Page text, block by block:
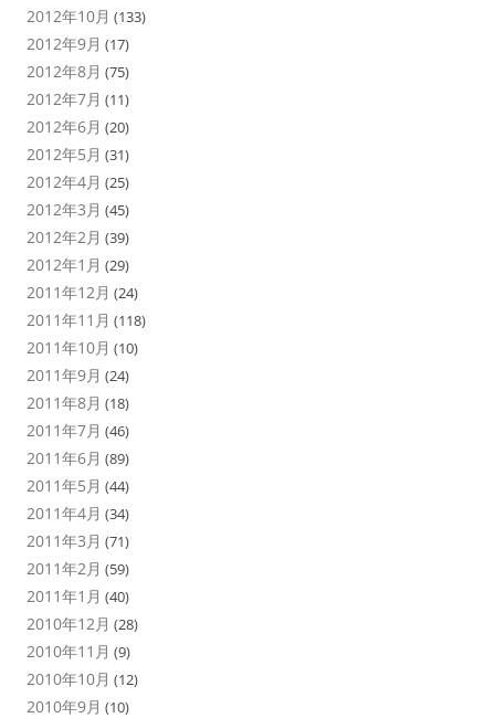
2012年10月 (133)
2012年9月 (17)
2012年8月 (75)
2012年7月 (11)
2012年6月 (20)
2012年5月 (31)
2012年4月 (25)
2012年3月 (45)
2012年2月 (39)
2012年1月 (29)
2011年12月 (24)
2011年11月 (118)
2011年10月 (10)
2011年9月 (24)
2011年8月 (18)
2011年7月 (46)
2011年6月 (89)
2011年5月 (44)
2011年4月 (34)
2011年3月 (71)
2011年2月 (59)
2011年1月 (40)
2010年12月 (28)
2010年11月 (9)
2010年10月 (12)
2010年9月 (10)